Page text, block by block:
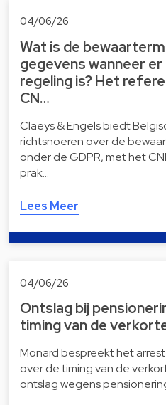
04/06/26
Wat is de
gegevens wanneer
regeling is? Het
CN…
Claeys & Engels biedt
richtsnoeren over de
onder de GDPR, met het
prak…
Lees Meer
04/06/26
Ontslag bij
timing van de
Monard bespreekt het arrest
over de timing van de
ontslag wegens